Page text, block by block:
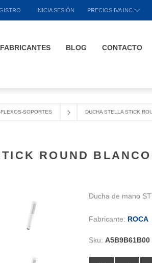
INICIA SESIÓN PRECIOS IVA INC.
FABRICANTES BLOG
CONTACTO
SOPORTES DUCHA STELLA STICK
ROUND
Ducha de mano
Fabricante: ROCA
Sku: A5B9B61B00